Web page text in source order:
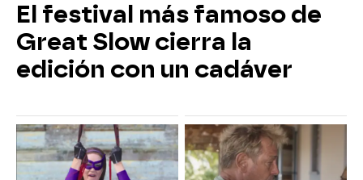
El festival más famoso de
Great Slow cierra la
edición con un cadáver